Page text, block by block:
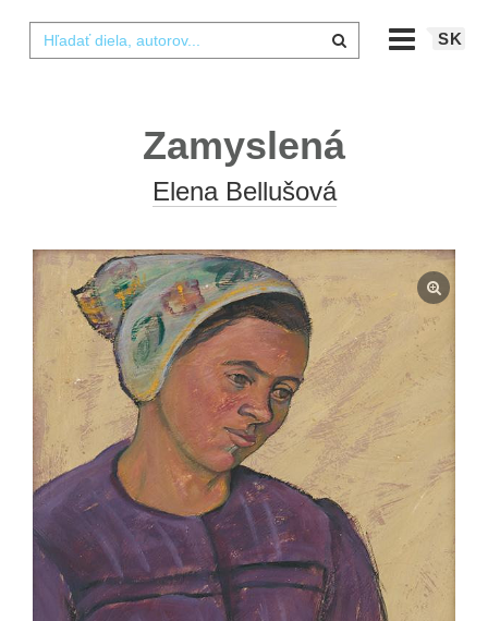
SK
Zamyslená
Elena Bellušová